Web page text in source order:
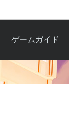
ゲームガイド
ガイド総合もく